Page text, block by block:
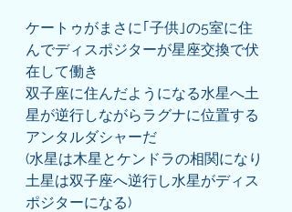
ケートゥがまさに｢子供｣の5室に住
んでディスポジターが星座交換で伏
在して働き
双子座に住んだようになる水星へ土
星が逆行しながらラグナに位置する
アンタルダシャーだ
(水星は木星とケンドラの相関になり
土星は双子座へ逆行し水星がディス
ポジターになる)